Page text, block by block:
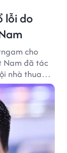
lỗi do
cho
Nam đã tác
nhà thua